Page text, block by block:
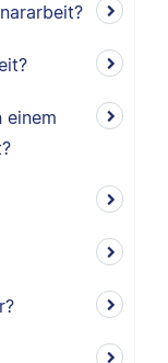
einem